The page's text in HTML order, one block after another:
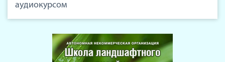
аудиокурсом